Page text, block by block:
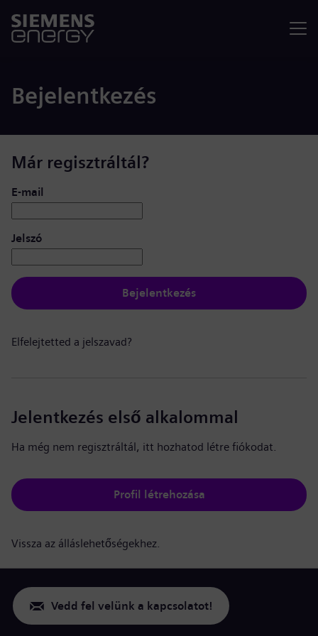
Bejelentkezés
Már regisztráltál?
Bejelentkezés: felhasználó és jelszó
E-mail
Jelszó
Bejelentkezés
Elfelejtetted a jelszavad?
Jelentkezés első alkalommal
Ha még nem regisztráltál, itt hozhatod létre fiókodat.
Profil létrehozása
Vissza az álláslehetőségekhez.
Vedd fel velünk a kapcsolatot!